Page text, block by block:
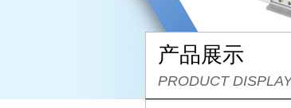
产品展示
PRODUCT